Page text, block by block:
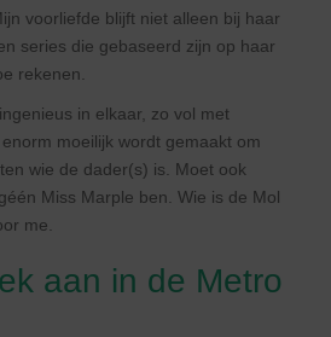
voorliefde blijft niet alleen bij haar
series die gebaseerd zijn op haar
rekenen.
in elkaar, zo vol met
moeilijk wordt gemaakt om
wie de dader(s) is. Moet ook
Miss Marple ben. Wie is de Mol
me.
aan in de Metro